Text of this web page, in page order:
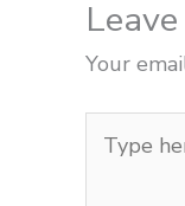
Your
here..